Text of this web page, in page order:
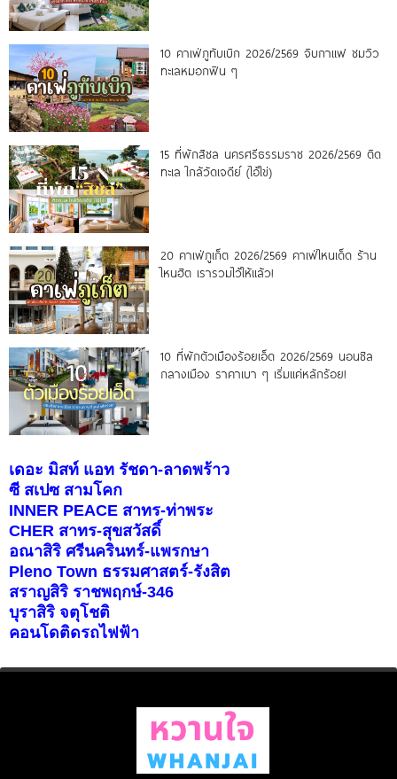
10 คาเฟ่ภูทับเบิก 2026/2569 จิบกาแฟ ชมวิว
ทะเลหมอกฟิน ๆ
15 ที่พักสิชล นครศรีธรรมราช 2026/2569 ติด
ทะเล ใกล้วัดเจดีย์ (ไอ้ไข่)
20 คาเฟ่ภูเก็ต 2026/2569 คาเฟ่ไหนเด็ด ร้าน
ไหนฮิต เรารวมไว้ให้แล้ว!
10 ที่พักตัวเมืองร้อยเอ็ด 2026/2569 นอนชิล
กลางเมือง ราคาเบา ๆ เริ่มแค่หลักร้อย!
เดอะ มิสท์ แอท รัชดา-ลาดพร้าว
ซี สเปซ สามโคก
INNER PEACE สาทร-ท่าพระ
CHER สาทร-สุขสวัสดิ์
อณาสิริ ศรีนครินทร์-แพรกษา
Pleno Town ธรรมศาสตร์-รังสิต
สราญสิริ ราชพฤกษ์-346
บุราสิริ จตุโชติ
คอนโดติดรถไฟฟ้า